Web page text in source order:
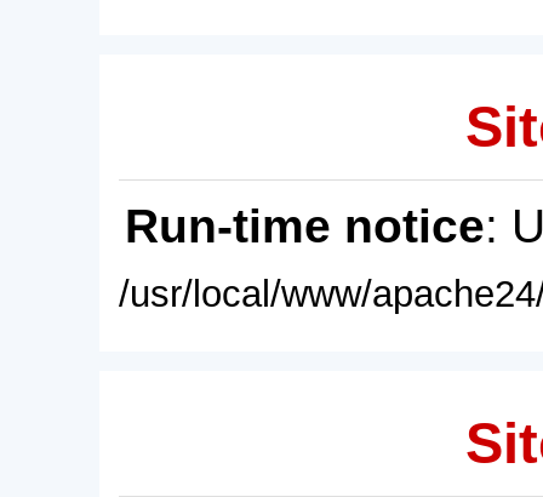
Run-time notice:
/usr/local/www/